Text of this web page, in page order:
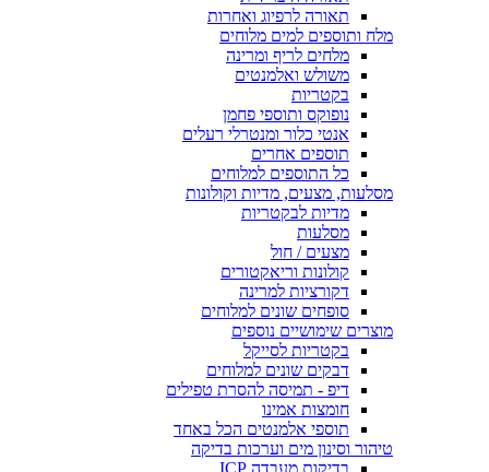
תאורה לרפיוג ואחרות
מלח ותוספים למים מלוחים
מלחים לריף ומרינה
משולש ואלמנטים
בקטריות
נופוקס ותוספי פחמן
אנטי כלור ומנטרלי רעלים
תוספים אחרים
כל התוספים למלוחים
מסלעות, מצעים, מדיות וקולונות
מדיות לבקטריות
מסלעות
מצעים / חול
קולונות וריאקטורים
דקורציות למרינה
סופחים שונים למלוחים
מוצרים שימושיים נוספים
בקטריות לסייקל
דבקים שונים למלוחים
דיפ - תמיסה להסרת טפילים
חומצות אמינו
תוספי אלמנטים הכל באחד
טיהור וסינון מים וערכות בדיקה
בדיקות מעבדה ICP